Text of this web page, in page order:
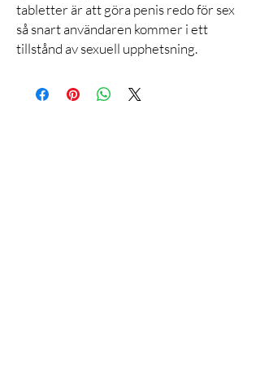
tabletter är att göra penis redo för sex
så snart användaren kommer i ett
tillstånd av sexuell upphetsning.